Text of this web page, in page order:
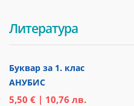
Литература
Буквар за 1. клас
АНУБИС
5,50 € | 10,76 лв.